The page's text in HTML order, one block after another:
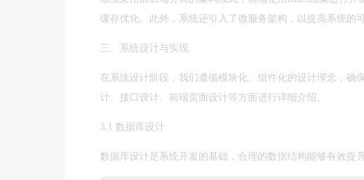
缓存优化。此外，系统还引入了微服务架构，以提高系统的
三、系统设计与实现
在系统设计阶段，我们遵循模块化、组件化的设计理念，
计、接口设计、前端页面设计等方面进行详细介绍。
3.1 数据库设计
数据库设计是系统开发的基础，合理的数据结构能够有效提